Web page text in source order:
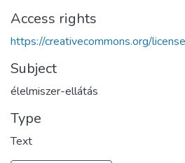
Access rights
https://creativecommons.org/
Subject
élelmiszer-ellátás
Type
Text